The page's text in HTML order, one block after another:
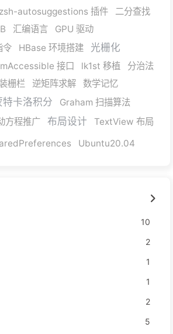
zsh-autosuggestions 插件
二分查找
汇编语言
GPU 驱动
令
HBase 环境搭建 光栅化
接口 lk1st 移植
分治法
栅栏 逆矩阵求解
数学记忆
特卡洛积分
Graham 扫描算法
方程推广 布局设计 TextView 布局
Ubuntu20.04
10
2
1
1
2
5